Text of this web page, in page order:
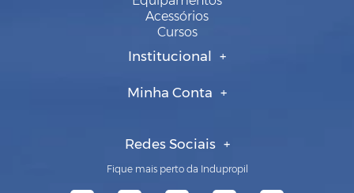
Acessórios
Cursos
Institucional
Minha Conta
Redes Sociais
Fique mais perto da Indupropil